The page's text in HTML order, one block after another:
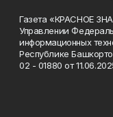
Газета «КРАСНОЕ
Управлении
информационных
Республике
02 - 01880 от